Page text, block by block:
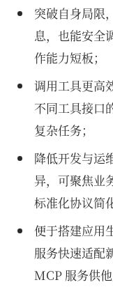
突破自身局限
息，也能安全
作能力短板；
调用工具更高
不同工具接口
复杂任务；
降低开发与运
异，可聚焦业
标准化协议简化
便于搭建应用
服务快速适配
MCP 服务供他